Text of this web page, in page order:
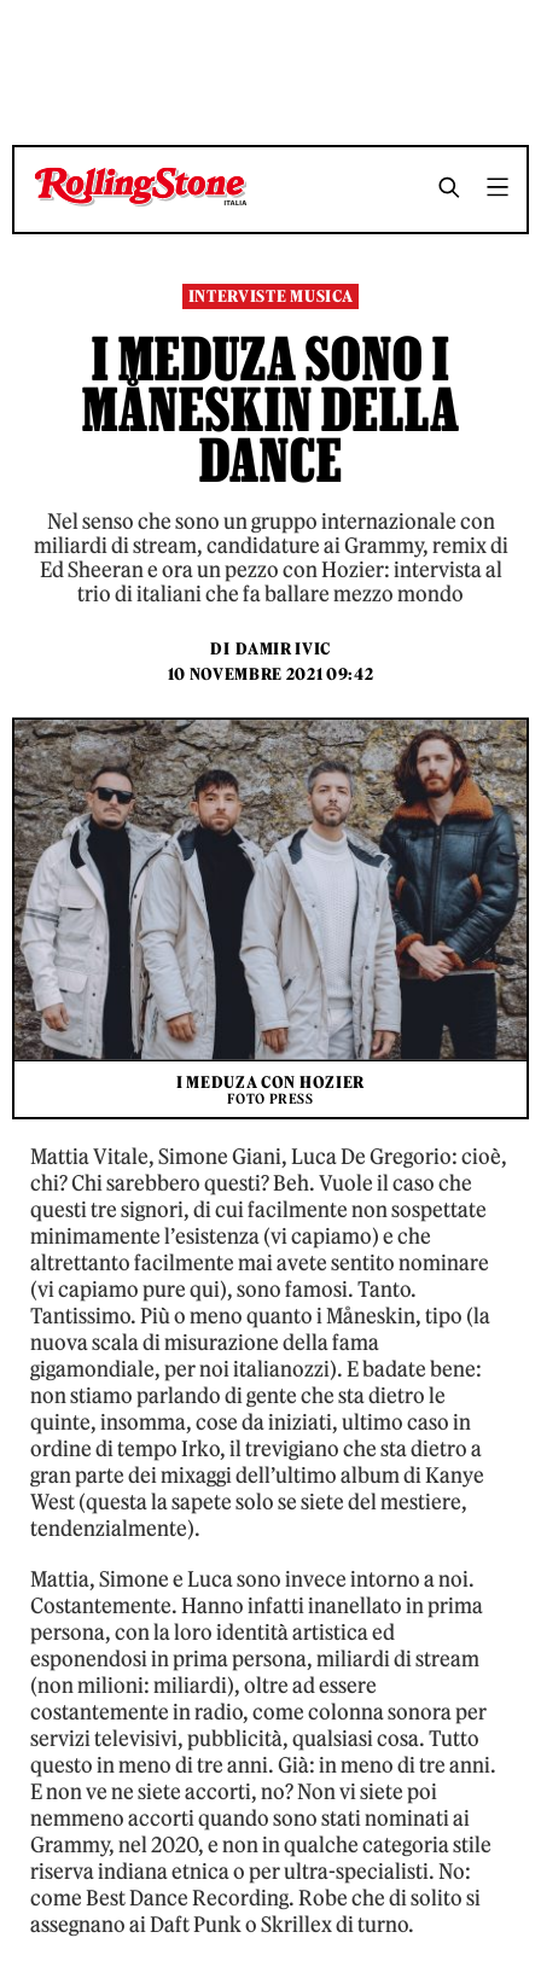
TEMPO DI LETTURA 12 MINUTI SHARE
TEMPO DI LETTURA 12 MINUTI SHARE
INTERVISTE MUSICA
I MEDUZA SONO I
MÅNESKIN DELLA
DANCE
Nel senso che sono un gruppo internazionale con
miliardi di stream, candidature ai Grammy, remix di
Ed Sheeran e ora un pezzo con Hozier: intervista al
trio di italiani che fa ballare mezzo mondo
DI DAMIR IVIC
10 NOVEMBRE 2021 09:42
I MEDUZA CON HOZIER
FOTO PRESS
Mattia Vitale, Simone Giani, Luca De Gregorio: cioè,
chi? Chi sarebbero questi? Beh. Vuole il caso che
questi tre signori, di cui facilmente non sospettate
minimamente l’esistenza (vi capiamo) e che
altrettanto facilmente mai avete sentito nominare
(vi capiamo pure qui), sono famosi. Tanto.
Tantissimo. Più o meno quanto i Måneskin, tipo (la
nuova scala di misurazione della fama
gigamondiale, per noi italianozzi). E badate bene:
non stiamo parlando di gente che sta dietro le
quinte, insomma, cose da iniziati, ultimo caso in
ordine di tempo Irko, il trevigiano che sta dietro a
gran parte dei mixaggi dell’ultimo album di Kanye
West (questa la sapete solo se siete del mestiere,
tendenzialmente).
Mattia, Simone e Luca sono invece intorno a noi.
Costantemente. Hanno infatti inanellato in prima
persona, con la loro identità artistica ed
esponendosi in prima persona, miliardi di stream
(non milioni: miliardi), oltre ad essere
costantemente in radio, come colonna sonora per
servizi televisivi, pubblicità, qualsiasi cosa. Tutto
questo in meno di tre anni. Già: in meno di tre anni.
E non ve ne siete accorti, no? Non vi siete poi
nemmeno accorti quando sono stati nominati ai
Grammy, nel 2020, e non in qualche categoria stile
riserva indiana etnica o per ultra-specialisti. No:
come Best Dance Recording. Robe che di solito si
assegnano ai Daft Punk o Skrillex di turno.